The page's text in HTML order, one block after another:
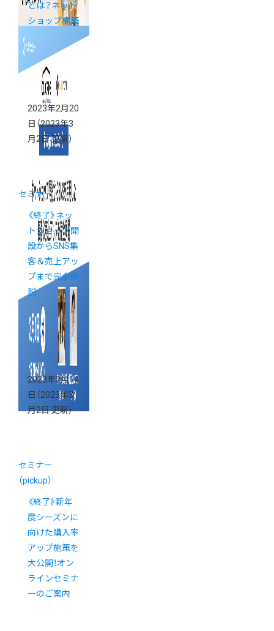
とは？ネット
ショップ構築
webセミナー
2023年2月20
日 （2023年3
月2日 更新）
セミナー
《終了》ネッ
トショップ開
設からSNS集
客＆売上アッ
プまで完全解
説
2023年2月14
日 （2023年3
月2日 更新）
セミナー
（pickup）
《終了》新年
度シーズンに
向けた購入率
アップ施策を
大公開！オン
ラインセミナ
ーのご案内